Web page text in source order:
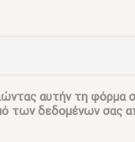
αυτήν τη φόρμα
των δεδομένων σας